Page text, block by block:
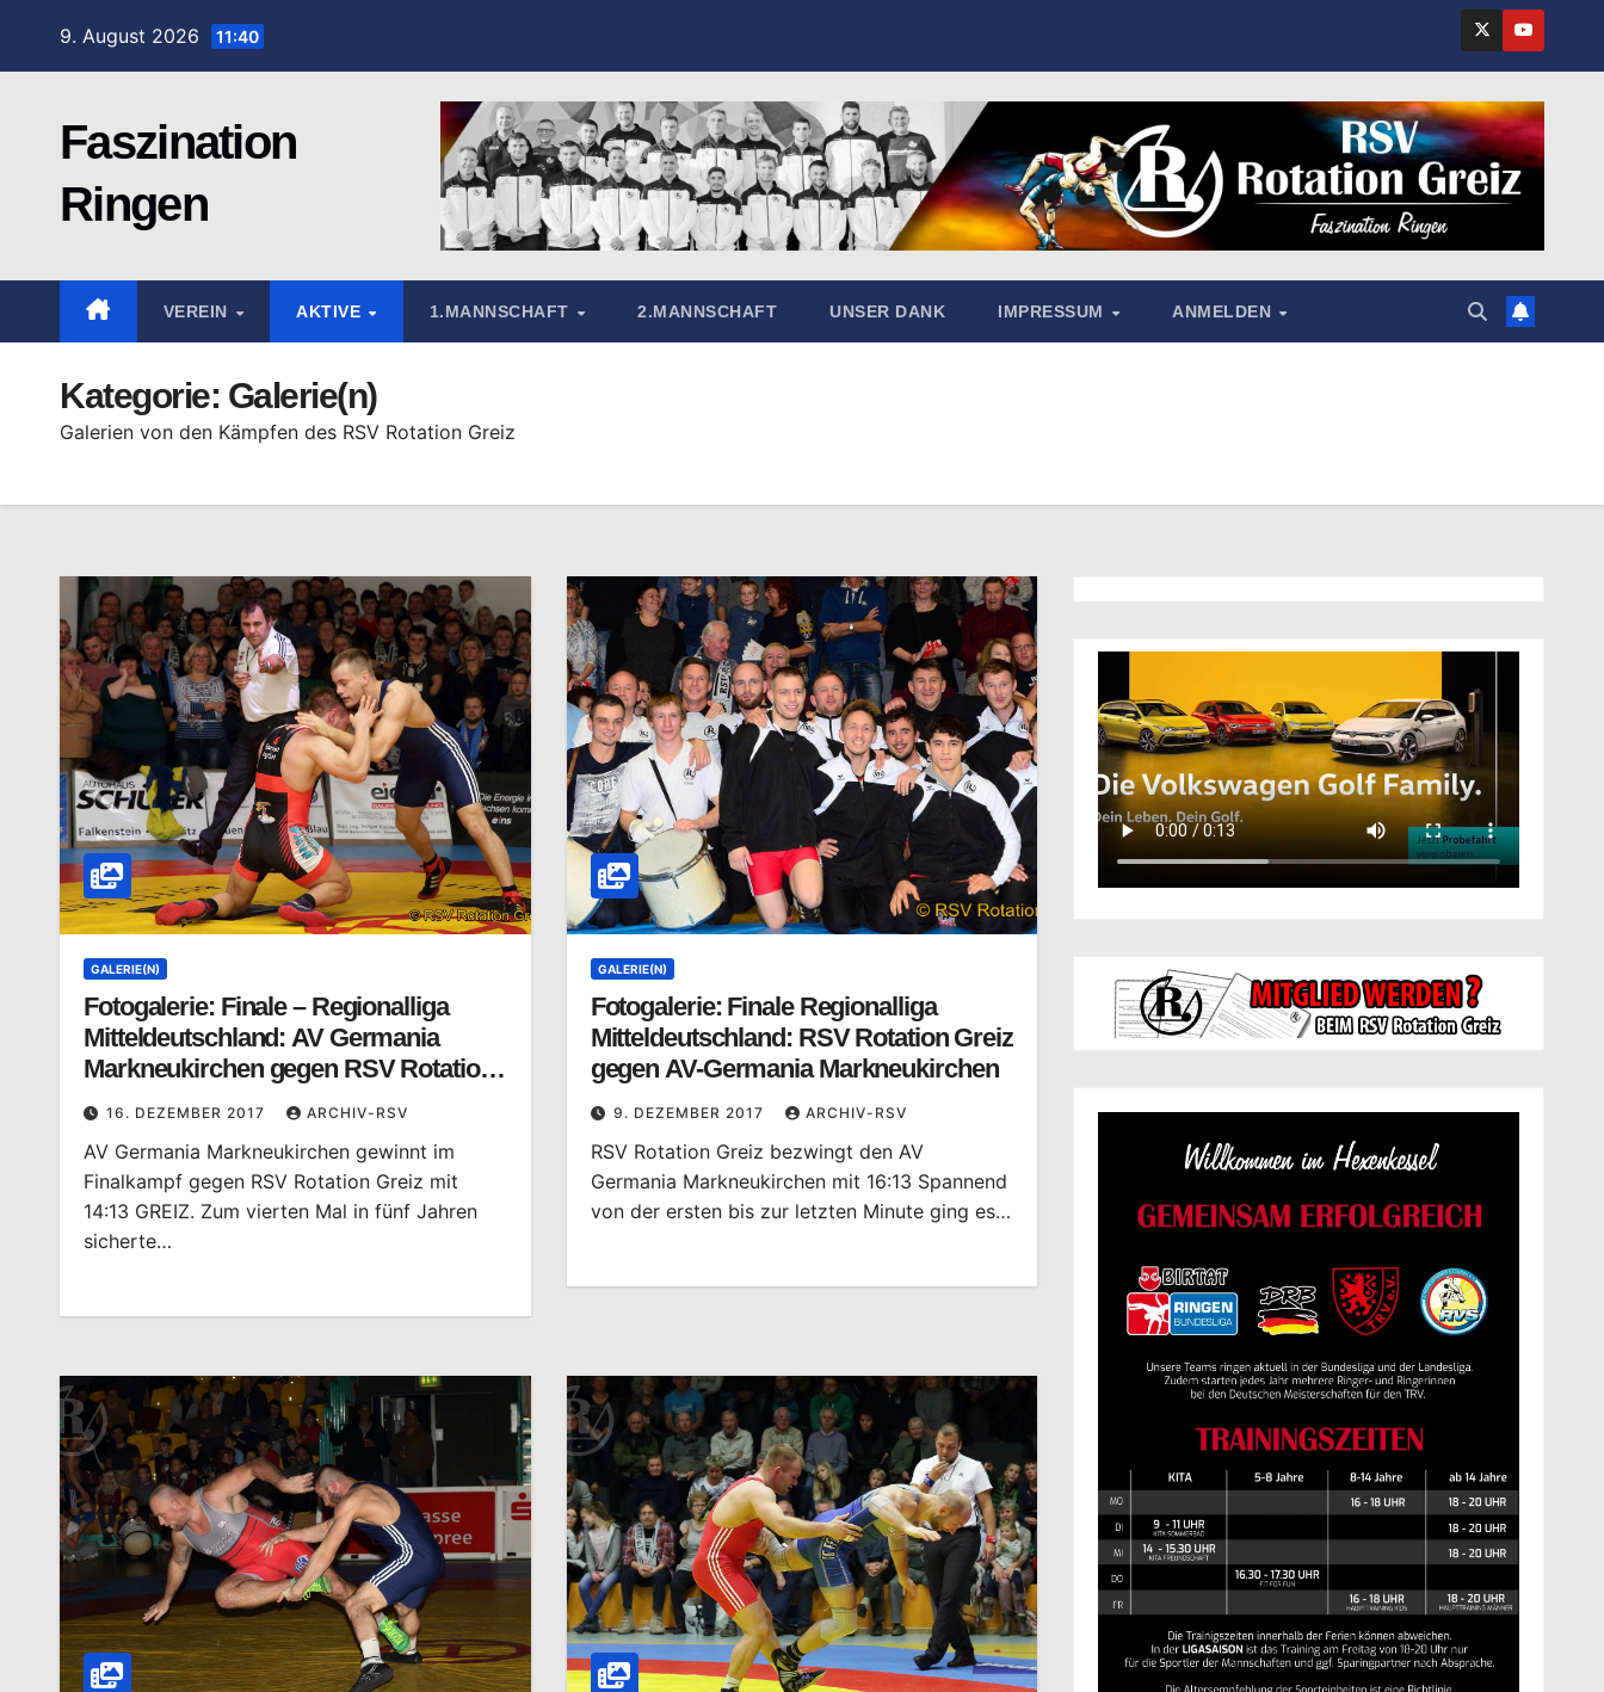
9. August 2026 11:40
Faszination
Ringen
VEREIN AKTIVE 1.MANNSCHAFT 2.MANNSCHAFT UNSER DANK IMPRESSUM ANMELDEN
Kategorie: Galerie(n)
Galerien von den Kämpfen des RSV Rotation Greiz
GALERIE(N)
Fotogalerie: Finale – Regionalliga
Mitteldeutschland: AV Germania
Markneukirchen gegen RSV Rotation
Greiz
16. DEZEMBER 2017 ARCHIV-RSV
AV Germania Markneukirchen gewinnt im
Finalkampf gegen RSV Rotation Greiz mit
14:13 GREIZ. Zum vierten Mal in fünf Jahren
sicherte…
GALERIE(N)
Fotogalerie: Finale Regionalliga
Mitteldeutschland: RSV Rotation Greiz
gegen AV-Germania Markneukirchen
9. DEZEMBER 2017 ARCHIV-RSV
RSV Rotation Greiz bezwingt den AV
Germania Markneukirchen mit 16:13 Spannend
von der ersten bis zur letzten Minute ging es…